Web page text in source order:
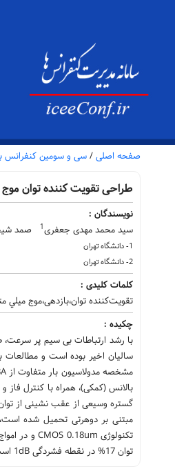
صفحه اصلی /سی و سومین کنفرانس
طراحی تقویت کننده توان
نویسندگان :
سید محمد مهدی جعفری1 صمد
1- دانشگاه تهران
2- دانشگاه تهران
کلمات کلیدی :
تقویت‌کننده توان،بازدهی،موج
چکیده :
با رشد ارتباطات بی سیم پر
بالانس (کمکی)، همراه با کنترل
توان 17% در نقطه فشردگی 1dB است، که به ازای 8dB و 9.5dB عقب‌نشینی از توان خروجی، مقدار بازده افزوده توان به ترتیب به 15% و 13.5% می‌رسد.